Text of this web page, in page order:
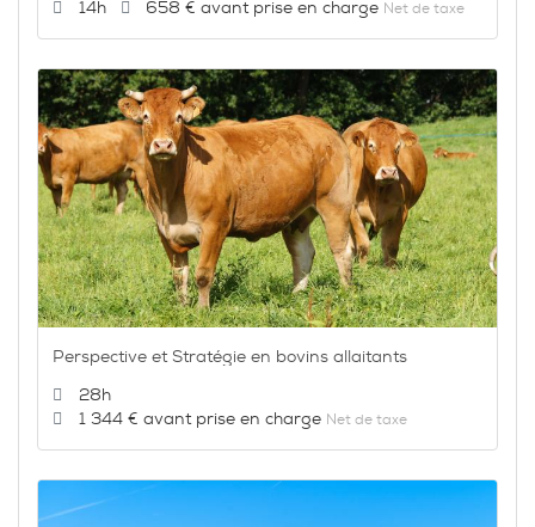
Durée :
14h Prix :
658 € Net de taxe
Perspective et Stratégie en bovins allaitants
Durée :
28h
Prix :
1 344 € Net de taxe